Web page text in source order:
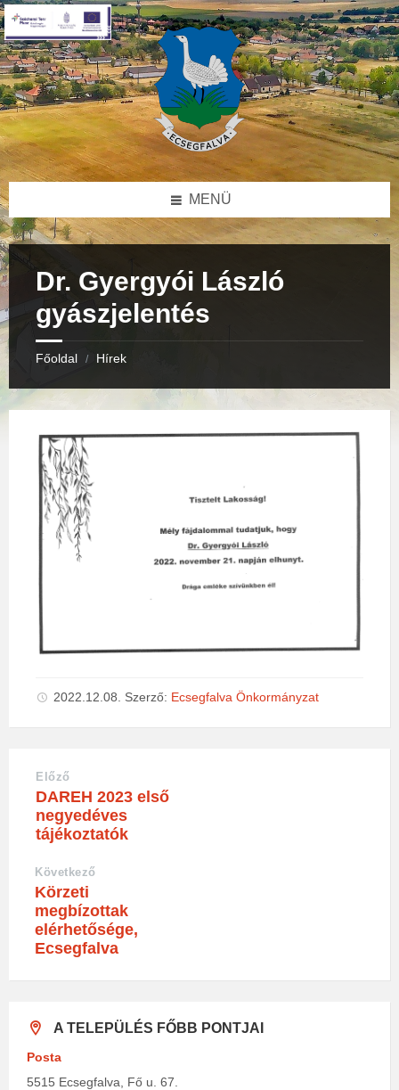
Skip
to
content
Skip
to
right
sidebar
Skip
to
footer
MENÜ
Dr. Gyergyói László
gyászjelentés
Főoldal / Hírek
2022.12.08. Szerző: Ecsegfalva Önkormányzat
Előző
DAREH 2023 első
negyedéves
tájékoztatók
Következő
Körzeti
megbízottak
elérhetősége,
Ecsegfalva
A TELEPÜLÉS FŐBB PONTJAI
Posta
5515 Ecsegfalva, Fő u. 67.